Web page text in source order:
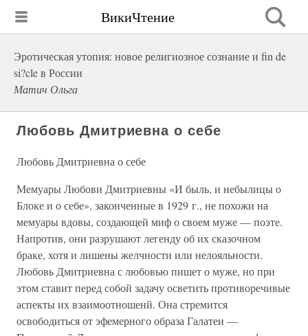
ВикиЧтение
Эротическая утопия: новое религиозное сознание и fin de
si?cle в России
Матич Ольга
Любовь Дмитриевна о себе
Любовь Дмитриевна о себе
Мемуары Любови Дмитриевны «И быль, и небылицы о
Блоке и о себе», законченные в 1929 г., не похожи на
мемуары вдовы, создающей миф о своем муже — поэте.
Напротив, они разрушают легенду об их сказочном
браке, хотя и лишены желчности или нелояльности.
Любовь Дмитриевна с любовью пишет о муже, но при
этом ставит перед собой задачу осветить противоречивые
аспекты их взаимоотношенй. Она стремится
освободиться от эфемерного образа Галатеи —